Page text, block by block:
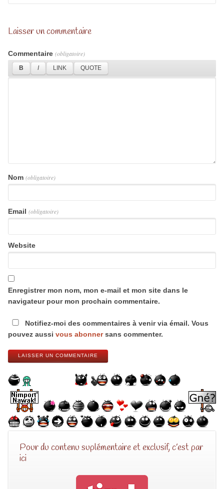
Laisser un commentaire
Commentaire (obligatoire)
Nom (obligatoire)
Email (obligatoire)
Website
Enregistrer mon nom, mon e-mail et mon site dans le
navigateur pour mon prochain commentaire.
Notifiez-moi des commentaires à venir via émail. Vous
pouvez aussi vous abonnersans commenter.
LAISSER UN COMMENTAIRE
Pour du contenu suplémentaire et exclusif, c’est par
ici